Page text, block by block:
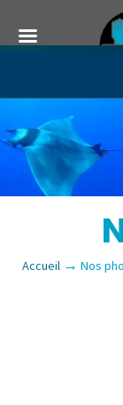
Accueil → Nos